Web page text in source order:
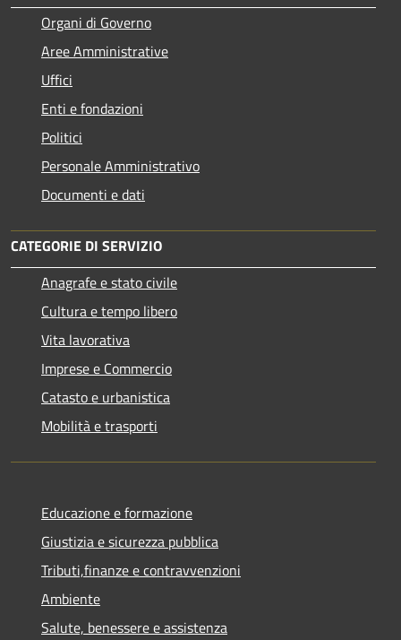
Organi di Governo
Aree Amministrative
Uffici
Enti e fondazioni
Politici
Personale Amministrativo
Documenti e dati
CATEGORIE DI SERVIZIO
Anagrafe e stato civile
Cultura e tempo libero
Vita lavorativa
Imprese e Commercio
Catasto e urbanistica
Mobilità e trasporti
Educazione e formazione
Giustizia e sicurezza pubblica
Tributi,finanze e contravvenzioni
Ambiente
Salute, benessere e assistenza